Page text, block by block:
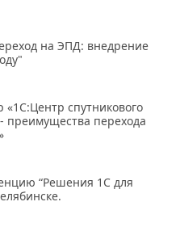
на ЭПД: внедрение
спутникового
преимущества перехода
“Решения 1С для